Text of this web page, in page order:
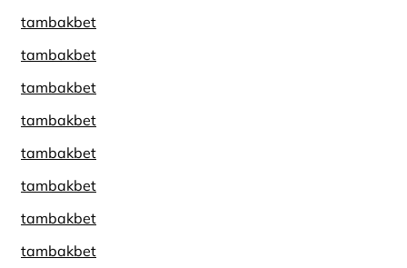
tambakbet
tambakbet
tambakbet
tambakbet
tambakbet
tambakbet
tambakbet
tambakbet